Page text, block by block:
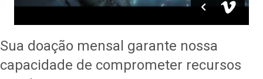
Sua doação mensal garante nossa
capacidade de comprometer recursos